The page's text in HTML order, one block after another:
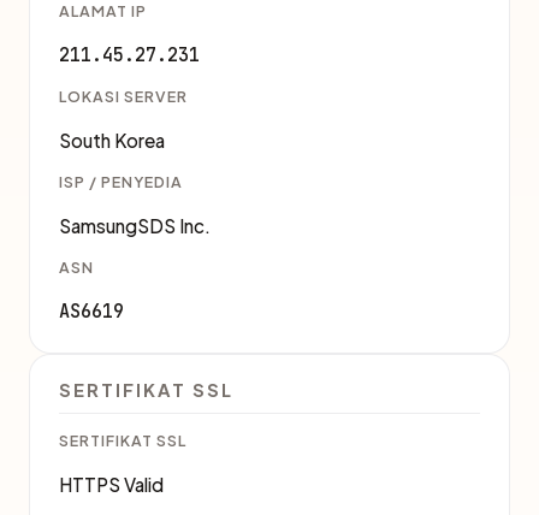
ALAMAT IP
211.45.27.231
LOKASI SERVER
South Korea
ISP / PENYEDIA
SamsungSDS Inc.
ASN
AS6619
SERTIFIKAT SSL
SERTIFIKAT SSL
HTTPS Valid